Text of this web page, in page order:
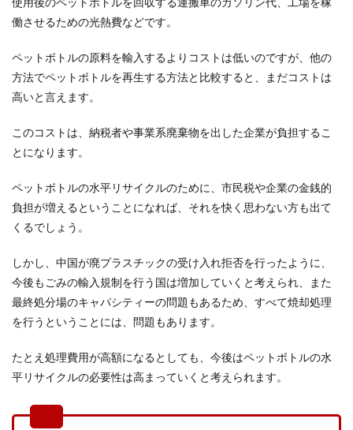
働させるための光熱費などです。
ペットボトルの原料を輸入するよりコストは低いのですが、他の
方法でペットボトルを再生する方法と比較すると、まだコストは
高いと言えます。
このコストは、納税者や事業系廃棄物を出した企業が負担するこ
とになります。
ペットボトルの水平リサイクルのために、市民税や企業の金銭的
負担が増えるということになれば、それを快く思わない方も出て
くるでしょう。
しかし、中国が廃プラスチックの受け入れ拒否を行ったように、
今後もごみの輸入規制を行う国は増加していくと考えられ、また
最終処分場のキャパシティーの問題もあるため、すべて焼却処理
を行うということには、問題もあります。
たとえ処理費用が高額になるとしても、今後はペットボトルの水
平リサイクルの必要性は高まっていくと考えられます。